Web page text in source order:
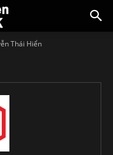
Thái Hiển